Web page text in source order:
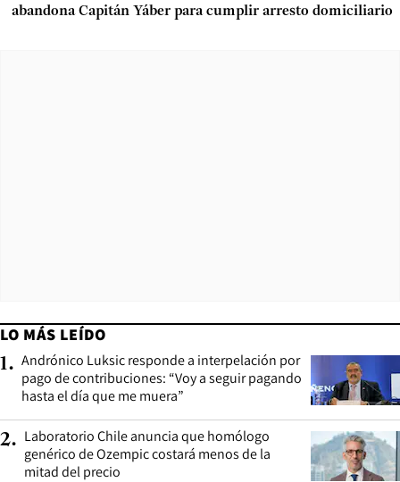
abandona Capitán Yáber para cumplir arresto domiciliario
LO MÁS LEÍDO
1. Andrónico Luksic responde a interpelación por
pago de contribuciones: “Voy a seguir pagando
hasta el día que me muera”
2. Laboratorio Chile anuncia que homólogo
genérico de Ozempic costará menos de la
mitad del precio